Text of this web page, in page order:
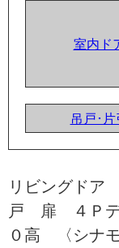
室内ド
吊戸･片
リビングド
戸 扉 ４Ｐデ
０高 〈シナ